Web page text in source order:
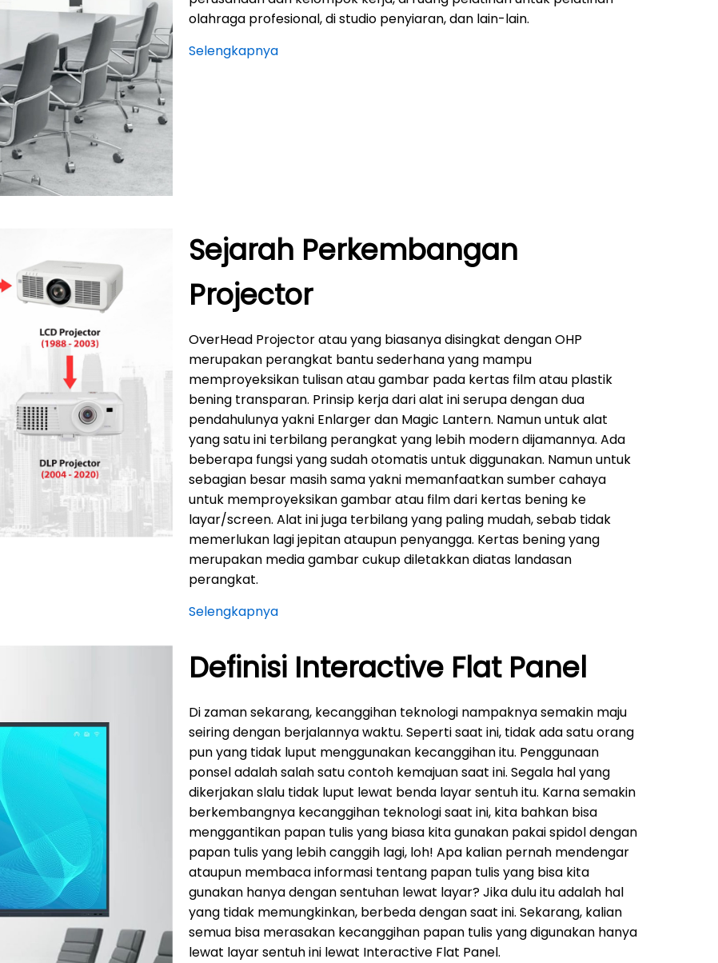
olahraga profesional, di studio penyiaran, dan lain-lain.
Selengkapnya
Sejarah Perkembangan
Projector
OverHead Projector atau yang biasanya disingkat dengan OHP
merupakan perangkat bantu sederhana yang mampu
memproyeksikan tulisan atau gambar pada kertas film atau plastik
bening transparan. Prinsip kerja dari alat ini serupa dengan dua
pendahulunya yakni Enlarger dan Magic Lantern. Namun untuk alat
yang satu ini terbilang perangkat yang lebih modern dijamannya. Ada
beberapa fungsi yang sudah otomatis untuk diggunakan. Namun untuk
sebagian besar masih sama yakni memanfaatkan sumber cahaya
untuk memproyeksikan gambar atau film dari kertas bening ke
layar/screen. Alat ini juga terbilang yang paling mudah, sebab tidak
memerlukan lagi jepitan ataupun penyangga. Kertas bening yang
merupakan media gambar cukup diletakkan diatas landasan
perangkat.
Selengkapnya
Definisi Interactive Flat Panel
Di zaman sekarang, kecanggihan teknologi nampaknya semakin maju
seiring dengan berjalannya waktu. Seperti saat ini, tidak ada satu orang
pun yang tidak luput menggunakan kecanggihan itu. Penggunaan
ponsel adalah salah satu contoh kemajuan saat ini. Segala hal yang
dikerjakan slalu tidak luput lewat benda layar sentuh itu. Karna semakin
berkembangnya kecanggihan teknologi saat ini, kita bahkan bisa
menggantikan papan tulis yang biasa kita gunakan pakai spidol dengan
papan tulis yang lebih canggih lagi, loh! Apa kalian pernah mendengar
ataupun membaca informasi tentang papan tulis yang bisa kita
gunakan hanya dengan sentuhan lewat layar? Jika dulu itu adalah hal
yang tidak memungkinkan, berbeda dengan saat ini. Sekarang, kalian
semua bisa merasakan kecanggihan papan tulis yang digunakan hanya
lewat layar sentuh ini lewat Interactive Flat Panel.